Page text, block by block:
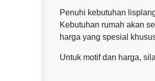
Penuhi kebutuhan
Kebutuhan rumah akan
harga yang spesial
Untuk motif dan harga,